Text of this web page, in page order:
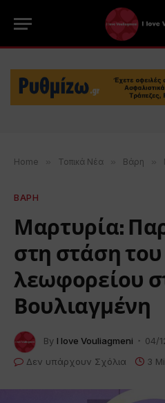
Home » Τοπικά Νέα » Βάρη »
ΒΑΡΗ
Μαρτυρία:
στη στάση του
λεωφορείου
Βουλιαγμένη
By I love Vouliagmeni
04/
Δεν υπάρχουν Σχόλια
3